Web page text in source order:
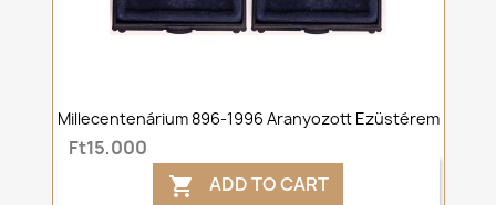
Millecentenárium 896-1996 Aranyozott Ezüstérem
Ft15,000
 ADD TO CART